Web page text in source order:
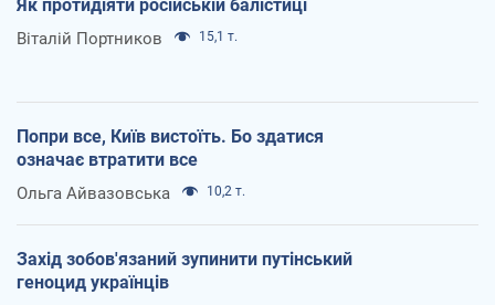
Як протидіяти російській балістиці
Віталій Портников 15,1 т.
Попри все, Київ вистоїть. Бо здатися
означає втратити все
Ольга Айвазовська 10,2 т.
Захід зобов'язаний зупинити путінський
геноцид українців